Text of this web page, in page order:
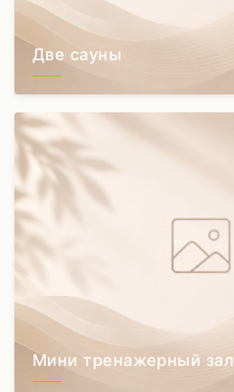
Две сауны
Мини тренажерный зал